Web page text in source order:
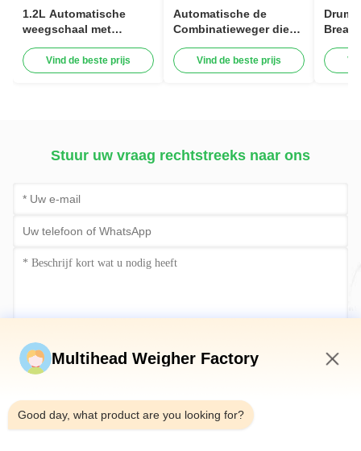
1.2L Automatische
weegschaal met
voor het vullen van
vlees Vleesvleugels
Vind de beste prijs
Automatische de
Combinatieweger die
de Kleverige Machine
van de
Vind de beste prijs
1000g
Stuur uw vraag rechtstreeks naar ons
Stuur nu
Multihead Weigher Factory
Good day, what product are you looking for?